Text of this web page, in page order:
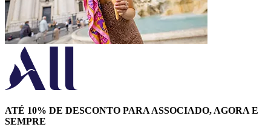
ATÉ 10% DE DESCONTO PARA ASSOCIADO, AGORA E
SEMPRE